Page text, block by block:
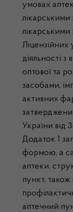
умовах
лікарськими
діяльності з
оптової та
засобами,
активних
України від
Додаток 1
формою, а
аптеки,
пункт, також
аптечний